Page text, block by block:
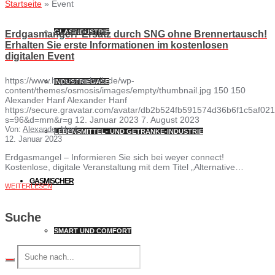
GLASINDUSTRIE
INDUSTRIEGASE
LEBENSMITTEL- UND GETRÄNKE-INDUSTRIE
GASMISCHER
SMART UND COMFORT
Startseite » Event
Erdgasmangel? Ersatz durch SNG ohne Brennertausch!
Erhalten Sie erste Informationen im kostenlosen
digitalen Event
https://www.lt-gasetechnik.de/wp-
content/themes/osmosis/images/empty/thumbnail.jpg 150 150
Alexander HanfAlexander Hanf
https://secure.gravatar.com/avatar/
s=96&d=mm&r=g 12. Januar 2023 7. August 2023
Von: Alexander Hanf
12. Januar 2023
Erdgasmangel – Informieren Sie sich bei weyer connect!
Kostenlose, digitale Veranstaltung mit dem Titel „Alternative…
WEITERLESEN
Suche